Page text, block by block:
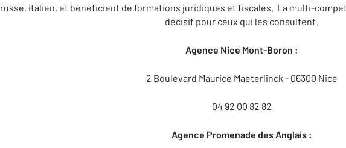
russe, italien, et bénéficient de formations juridiques et fiscales. La multi-
décisif pour ceux qui les consultent.
Agence Nice Mont-Boron :
2 Boulevard Maurice Maeterlinck - 06300 Nice
04 92 00 82 82
Agence Promenade des Anglais :